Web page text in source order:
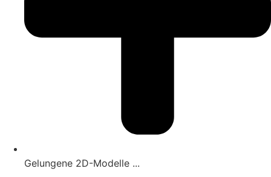
Gelungene 2D-Modelle ...